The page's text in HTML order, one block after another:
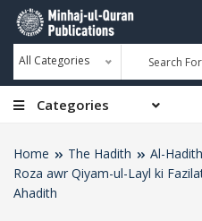
All Categories
Categories
Home The Hadith
Al-
Roza awr Qiyam-ul-Layl ki
Ahadith